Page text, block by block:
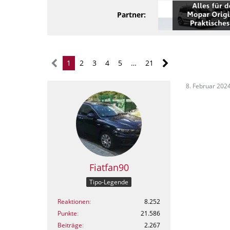
Partner:
1 2 3 4 5 … 21
Fiatfan90
Tipo-Legende
Reaktionen
8.252
Punkte
21.586
Beiträge
2.267
8. Februar